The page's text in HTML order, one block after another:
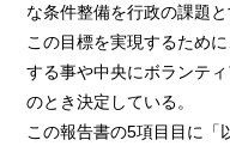
な条件整備を行政の課題と
この目標を実現するため
する事や中央にボランテ
のとき決定している。
この報告書の5項目目に「